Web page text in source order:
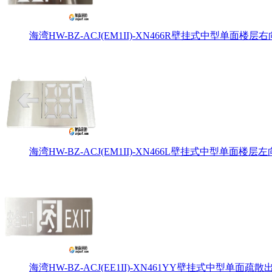
海湾HW-BZ-ACJ(EM1II)-XN466R壁挂式中型单面楼层右
海湾HW-BZ-ACJ(EM1II)-XN466L壁挂式中型单面楼层左
海湾HW-BZ-ACJ(EE1II)-XN461YY壁挂式中型单面疏散